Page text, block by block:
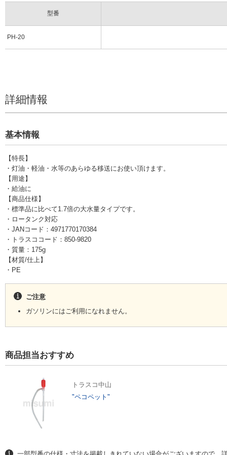
型番
PH-20
詳細情報
基本情報
【特長】
・灯油・軽油・水等のあらゆる移送にお使い頂けます。
【用途】
・給油に
【商品仕様】
・標準品に比べて1.7倍の大水量タイプです。
・ロータンク対応
・JANコード：4971770170384
・トラスココード：850-9820
・質量：175g
【材質/仕上】
・PE
ご注意
ガソリンにはご利用になれません。
商品担当おすすめ
トラスコ中山
"ペコペット"